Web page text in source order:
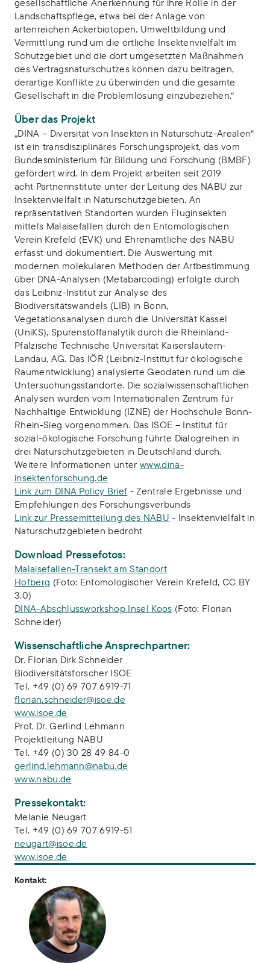
gesellschaftliche Anerkennung für ihre Rolle in der
Landschaftspflege, etwa bei der Anlage von
artenreichen Ackerbiotopen. Umweltbildung und
Vermittlung rund um die örtliche Insektenvielfalt im
Schutzgebiet und die dort umgesetzten Maßnahmen
des Vertragsnaturschutzes können dazu beitragen,
derartige Konflikte zu überwinden und die gesamte
Gesellschaft in die Problemlösung einzubeziehen.“
Über das Projekt
„DINA – Diversität von Insekten in Naturschutz-Arealen“
ist ein transdisziplinäres Forschungsprojekt, das vom
Bundesministerium für Bildung und Forschung (BMBF)
gefördert wird. In dem Projekt arbeiten seit 2019
acht Partnerinstitute unter der Leitung des NABU zur
Insektenvielfalt in Naturschutzgebieten. An
repräsentativen Standorten wurden Fluginsekten
mittels Malaisefallen durch den Entomologischen
Verein Krefeld (EVK) und Ehrenamtliche des NABU
erfasst und dokumentiert. Die Auswertung mit
modernen molekularen Methoden der Artbestimmung
über DNA-Analysen (Metabarcoding) erfolgte durch
das Leibniz-Institut zur Analyse des
Biodiversitätswandels (LIB) in Bonn,
Vegetationsanalysen durch die Universität Kassel
(UniKS), Spurenstoffanalytik durch die Rheinland-
Pfälzische Technische Universität Kaiserslautern-
Landau, AG. Das IÖR (Leibniz-Institut für ökologische
Raumentwicklung) analysierte Geodaten rund um die
Untersuchungsstandorte. Die sozialwissenschaftlichen
Analysen wurden vom Internationalen Zentrum für
Nachhaltige Entwicklung (IZNE) der Hochschule Bonn-
Rhein-Sieg vorgenommen. Das ISOE – Institut für
sozial-ökologische Forschung führte Dialogreihen in
drei Naturschutzgebieten in Deutschland durch.
Weitere Informationen unter www.dina-
insektenforschung.de
Link zum DINA Policy Brief - Zentrale Ergebnisse und
Empfehlungen des Forschungsverbunds
Link zur Pressemitteilung des NABU - Insektenvielfalt in
Naturschutzgebieten bedroht
Download Pressefotos:
Malaisefallen-Transekt am Standort
Hofberg (Foto: Entomologischer Verein Krefeld, CC BY
3.0)
DINA-Abschlussworkshop Insel Koos (Foto: Florian
Schneider)
Wissenschaftliche Ansprechpartner:
Dr. Florian Dirk Schneider
Biodiversitätsforscher ISOE
Tel. +49 (0) 69 707 6919-71
florian.schneider@isoe.de
www.isoe.de
Prof. Dr. Gerlind Lehmann
Projektleitung NABU
Tel. +49 (0) 30 28 49 84-0
gerlind.lehmann@nabu.de
www.nabu.de
Pressekontakt:
Melanie Neugart
Tel. +49 (0) 69 707 6919-51
neugart@isoe.de
www.isoe.de
Kontakt: